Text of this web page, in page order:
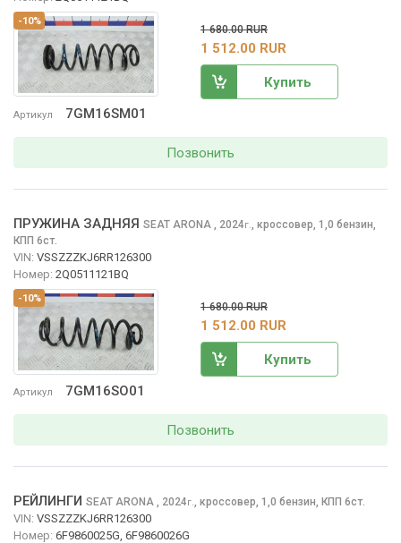
-10%
Артикул 7GM16SM01
1 680.00 RUR
1 512.00 RUR
Купить
Позвонить
-10%
Артикул 7GM16SO01
ПРУЖИНА ЗАДНЯЯ SEAT ARONA , 2024г. кроссовер, 1,0 бензин,
КПП 6ст.
VIN: VSSZZZKJ6RR126300
Номер: 2Q0511121BQ
1 680.00 RUR
1 512.00 RUR
Купить
Позвонить
РЕЙЛИНГИ SEAT ARONA , 2024г. кроссовер, 1,0 бензин, КПП 6ст.
VIN: VSSZZZKJ6RR126300
Номер: 6F9860025G, 6F9860026G